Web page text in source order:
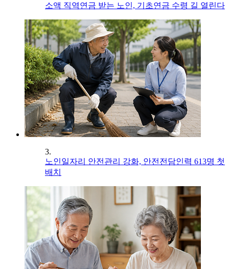
소액 직역연금 받는 노인, 기초연금 수령 길 열린다
3.
노인일자리 안전관리 강화, 안전전담인력 613명 첫
배치